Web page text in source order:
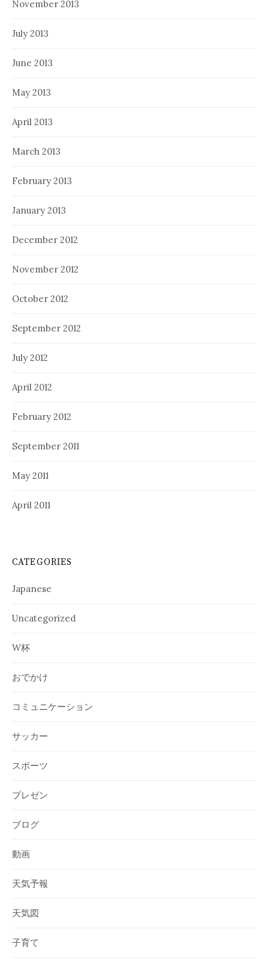
November 2013
July 2013
June 2013
May 2013
April 2013
March 2013
February 2013
January 2013
December 2012
November 2012
October 2012
September 2012
July 2012
April 2012
February 2012
September 2011
May 2011
April 2011
CATEGORIES
Japanese
Uncategorized
W杯
おでかけ
コミュニケーション
サッカー
スポーツ
プレゼン
ブログ
動画
天気予報
天気図
子育て